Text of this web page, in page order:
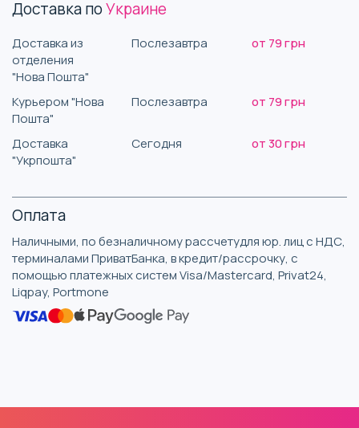
Доставка поУкраине
Доставка из
отделения
"Нова Пошта"
Послезавтра от 79 грн
Курьером "Нова
Пошта"
Послезавтра от 79 грн
Доставка
"Укрпошта"
Сегодня от 30 грн
Оплата
Наличными, по безналичному рассчетудля юр. лиц с НДС,
терминалами ПриватБанка, в кредит/рассрочку, с
помощью платежных систем Visa/Mastercard, Privat24,
Liqpay, Portmone